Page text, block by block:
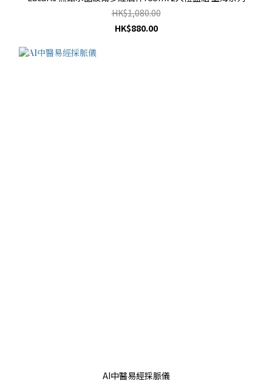
HK$1,080.00
HK$880.00
AI中醫易經採脈儀